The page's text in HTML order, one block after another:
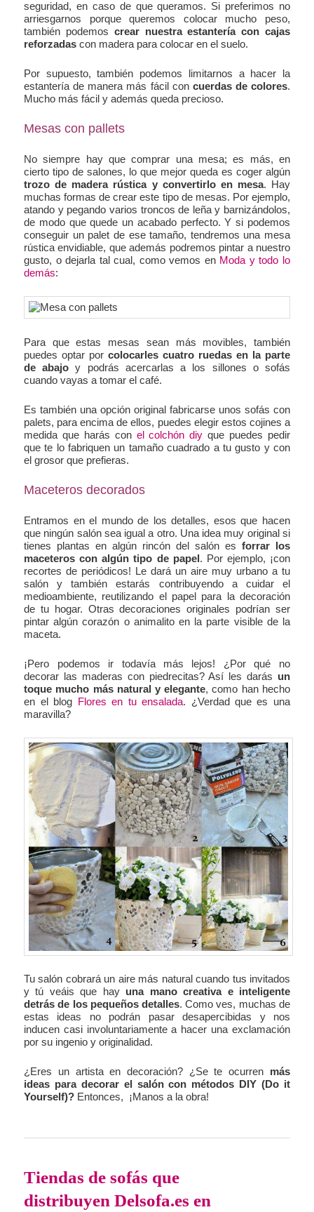
seguridad, en caso de que queramos. Si preferimos no
arriesgarnos porque queremos colocar mucho peso,
también podemos crear nuestra estantería con cajas
reforzadas con madera para colocar en el suelo.
Por supuesto, también podemos limitarnos a hacer la
estantería de manera más fácil con cuerdas de colores.
Mucho más fácil y además queda precioso.
Mesas con pallets
No siempre hay que comprar una mesa; es más, en
cierto tipo de salones, lo que mejor queda es coger algún
trozo de madera rústica y convertirlo en mesa. Hay
muchas formas de crear este tipo de mesas. Por ejemplo,
atando y pegando varios troncos de leña y barnizándolos,
de modo que quede un acabado perfecto. Y si podemos
conseguir un palet de ese tamaño, tendremos una mesa
rústica envidiable, que además podremos pintar a nuestro
gusto, o dejarla tal cual, como vemos en Moda y todo lo
demás:
Para que estas mesas sean más movibles, también
puedes optar porcolocarles cuatro ruedas en la parte
de abajo y podrás acercarlas a los sillones o sofás
cuando vayas a tomar el café.
Es también una opción original fabricarse unos sofás con
palets, para encima de ellos, puedes elegir estos cojines a
medida que harás con el colchón diy que puedes pedir
que te lo fabriquen un tamaño cuadrado a tu gusto y con
el grosor que prefieras.
Maceteros decorados
Entramos en el mundo de los detalles, esos que hacen
que ningún salón sea igual a otro. Una idea muy original si
tienes plantas en algún rincón del salón es forrar los
maceteros con algún tipo de papel. Por ejemplo, ¡con
recortes de periódicos! Le dará un aire muy urbano a tu
salón y también estarás contribuyendo a cuidar el
medioambiente, reutilizando el papel para la decoración
de tu hogar. Otras decoraciones originales podrían ser
pintar algún corazón o animalito en la parte visible de la
maceta.
¡Pero podemos ir todavía más lejos! ¿Por qué no
decorar las maderas con piedrecitas? Así les darás un
toque mucho más natural y elegante, como han hecho
en el blog Flores en tu ensalada. ¿Verdad que es una
maravilla?
Tu salón cobrará un aire más natural cuando tus invitados
y tú veáis que hay una mano creativa e inteligente
detrás de los pequeños detalles. Como ves, muchas de
estas ideas no podrán pasar desapercibidas y nos
inducen casi involuntariamente a hacer una exclamación
por su ingenio y originalidad.
¿Eres un artista en decoración? ¿Se te ocurren más
ideas para decorar el salón con métodos DIY (Do it
Yourself)? Entonces, ¡Manos a la obra!
Tiendas de sofás que
distribuyen Delsofa.es en